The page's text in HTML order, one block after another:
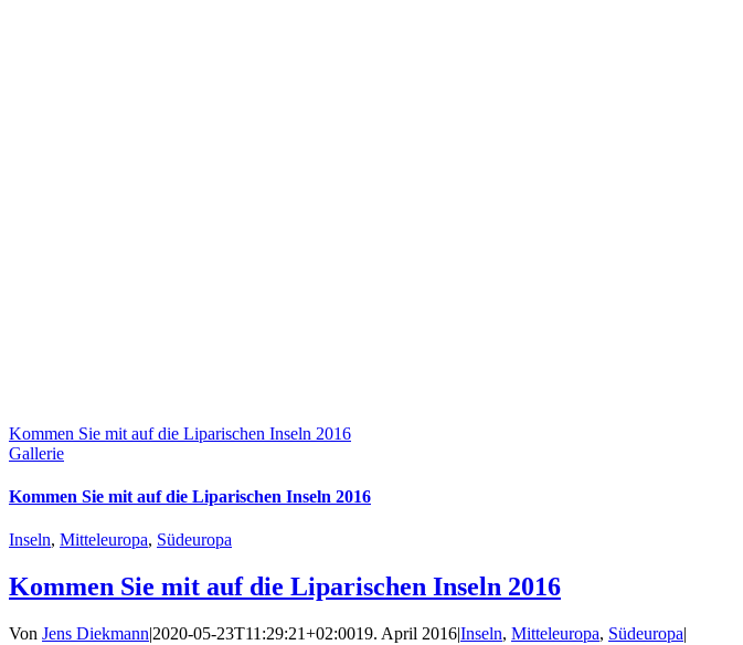
Kommen Sie mit auf die Liparischen Inseln 2016
Gallerie
Kommen Sie mit auf die Liparischen Inseln 2016
Inseln, Mitteleuropa, Südeuropa
Kommen Sie mit auf die Liparischen Inseln 2016
Von Jens Diekmann|2020-05-23T11:29:21+02:0019. April 2016|Inseln, Mitteleuropa, Südeuropa|